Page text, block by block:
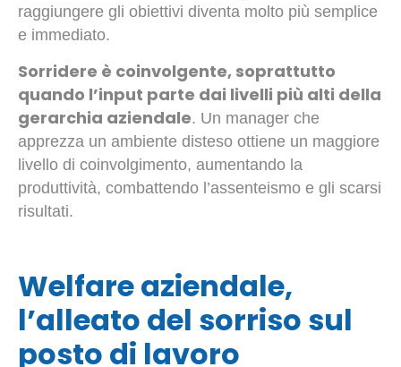
raggiungere gli obiettivi diventa molto più semplice
e immediato.
Sorridere è coinvolgente, soprattutto
quando l’input parte dai livelli più alti della
gerarchia aziendale. Un manager che
apprezza un ambiente disteso ottiene un maggiore
livello di coinvolgimento, aumentando la
produttività, combattendo l’assenteismo e gli scarsi
risultati.
Welfare aziendale,
l’alleato del sorriso sul
posto di lavoro